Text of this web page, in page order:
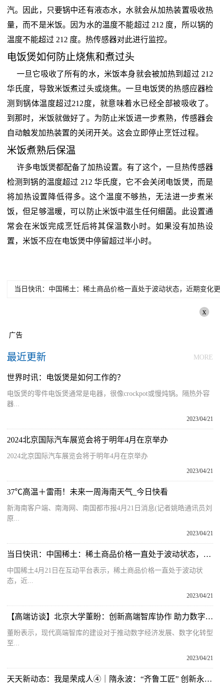
汽。因此，只要锅中还有液态水，水就会从加热装置吸收热
量，而不是米饭。因为水的温度不能超过 212 度，所以锅的
温度不能超过 212 度。热传感器对此进行监控。
电饭煲如何防止烧焦和煮过头
一旦它吸收了所有的水，米饭本身就会被加热到超过 212
华氏度，导致米饭煮过头或烧焦。一旦电饭煲的热感应器检
测到锅体温度超过212度，就意味着水已经全部被吸收了。
到那时，米饭就做好了。为防止米饭进一步煮熟，传感器会
自动触发加热装置的关闭开关。这会立即停止烹饪过程。
米饭煮熟后保温
许多电饭煲都配备了加热设置。有了这个，一旦热传感器
检测到锅的温度超过 212 华氏度，它不会关闭电饭煲，而是
将加热设置降低得多。这个温度不够热，无法进一步煮米
饭，但足够温暖，可以防止米饭中滋生任何细菌。此设置通
常会在米饭完成烹饪后将其保温数小时。如果没有加热设
置，米饭不应在电饭煲中停留超过半小时。
当日快讯：中国稀土：稀土商品价格一直处于波动状态，近期变化
x
广告
最近更新 MORE
世界时讯：电饭煲是如何工作的？
电饭煲的零件电饭煲通常是电器，很像crockpot或慢炖锅。隔热外容
器...
2023/04/21
2024北京国际汽车展览会将于明年4月在京举办
2024北京国际汽车展览会将于明年4月在京举办
2023/04/21
37℃高温＋雷雨！未来一周海南天气_今日快看
新海南客户端、南海网、南国都市报4月21日消息(记者姚皓通讯员刘
原...
2023/04/21
当日快讯：中国稀土：稀土商品价格一直处于波动状态，近期变化更为明显
中国稀土4月21日在互动平台表示，稀土商品价格一直处于波动状
态，近...
2023/04/21
【高端访谈】北京大学董盼：创新高端智库协作 助力数字经济发展-热消息
董盼表示，现代高端智库的建设对于推动数字经济发展、数字化转型
至...
2023/04/21
天天新动态：我是荣成人④｜隋永波：“齐鲁工匠” 创新永不止步